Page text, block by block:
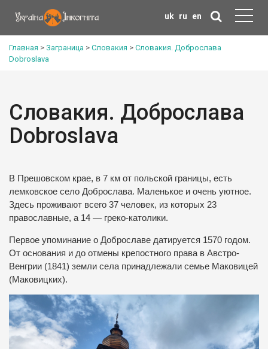
uk ru en
Главная > Заграница > Словакия > Словакия. Доброслава
Dobroslava
Словакия. Доброслава
Dobroslava
В Прешовском крае, в 7 км от польской границы, есть
лемковское село Доброслава. Маленькое и очень уютное.
Здесь проживают всего 37 человек, из которых 23
православные, а 14 — греко-католики.
Первое упоминание о Доброславе датируется 1570 годом.
От основания и до отмены крепостного права в Австро-
Венгрии (1841) земли села принадлежали семье Маковицей
(Маковицких).